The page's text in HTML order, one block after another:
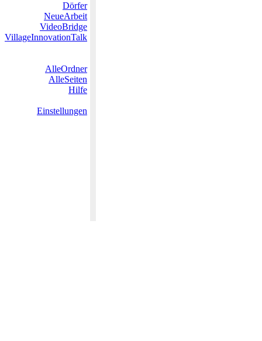
Dörfer
NeueArbeit
VideoBridge
VillageInnovationTalk
AlleOrdner
AlleSeiten
Hilfe
Einstellungen